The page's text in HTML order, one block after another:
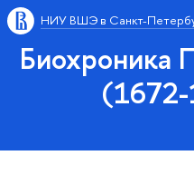
НИУ ВШЭ в Санкт-
Биохроника
(1672-